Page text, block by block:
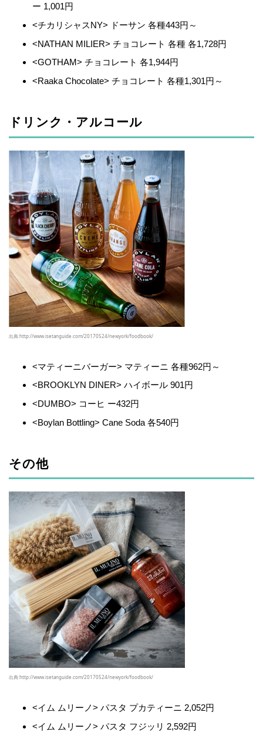
ー 1,001円
<チカリシャスNY> ドーサン 各種443円～
<NATHAN MILIER> チョコレート 各種 各1,728円
<GOTHAM> チョコレート 各1,944円
<Raaka Chocolate> チョコレート 各種1,301円～
ドリンク・アルコール
出典:http://www.isetanguide.com/20170524/newyork/foodbook/
<マティーニバーガー> マティーニ 各種962円～
<BROOKLYN DINER> ハイボール 901円
<DUMBO> コーヒ ー432円
<Boylan Bottling> Cane Soda 各540円
その他
出典:http://www.isetanguide.com/20170524/newyork/foodbook/
<イム ムリーノ> パスタ プカティーニ 2,052円
<イム ムリーノ> パスタ フジッリ 2,592円